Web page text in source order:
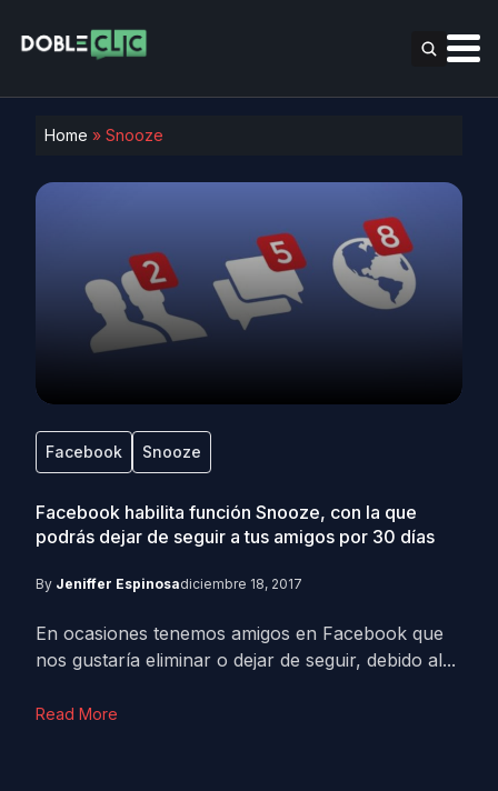
Home » Snooze
Facebook Snooze
Facebook habilita función Snooze, con la que
podrás dejar de seguir a tus amigos por 30 días
By Jeniffer Espinosadiciembre 18, 2017
En ocasiones tenemos amigos en Facebook que
nos gustaría eliminar o dejar de seguir, debido al...
Read More